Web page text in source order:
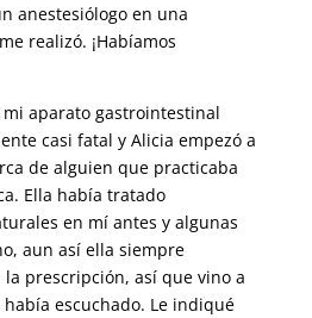
anestesiólogo en una
realizó. ¡Habíamos
aparato gastrointestinal
casi fatal y Alicia empezó a
de alguien que practicaba
Ella había tratado
en mí antes y algunas
aun así ella siempre
prescripción, así que vino a
escuchado. Le indiqué